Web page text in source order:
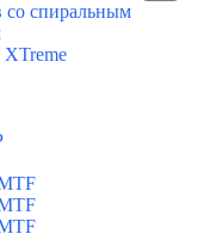
со спиральным